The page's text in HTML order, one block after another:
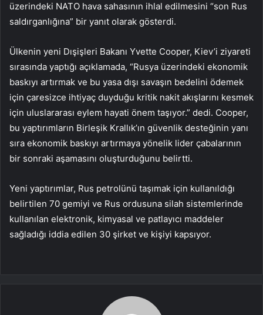
üzerindeki NATO hava sahasının ihlal edilmesini “son Rus
saldırganlığına” bir yanıt olarak gösterdi.
Ülkenin yeni Dışişleri Bakanı Yvette Cooper, Kiev’i ziyareti
sırasında yaptığı açıklamada, “Rusya üzerindeki ekonomik
baskıyı artırmak ve bu yasa dışı savaşın bedelini ödemek
için çaresizce ihtiyaç duyduğu kritik nakit akışlarını kesmek
için uluslararası eylem hayati önem taşıyor.” dedi. Cooper,
bu yaptırımların Birleşik Krallık’ın güvenlik desteğinin yanı
sıra ekonomik baskıyı artırmaya yönelik lider çabalarının
bir sonraki aşamasını oluşturduğunu belirtti.
Yeni yaptırımlar, Rus petrolünü taşımak için kullanıldığı
belirtilen 70 gemiyi ve Rus ordusuna silah sistemlerinde
kullanılan elektronik, kimyasal ve patlayıcı maddeler
sağladığı iddia edilen 30 şirket ve kişiyi kapsıyor.